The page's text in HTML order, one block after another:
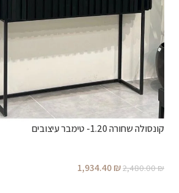
קונסולה שחורה 1.20- טימבר עיצובים
2,480.00₪
1,934.40₪